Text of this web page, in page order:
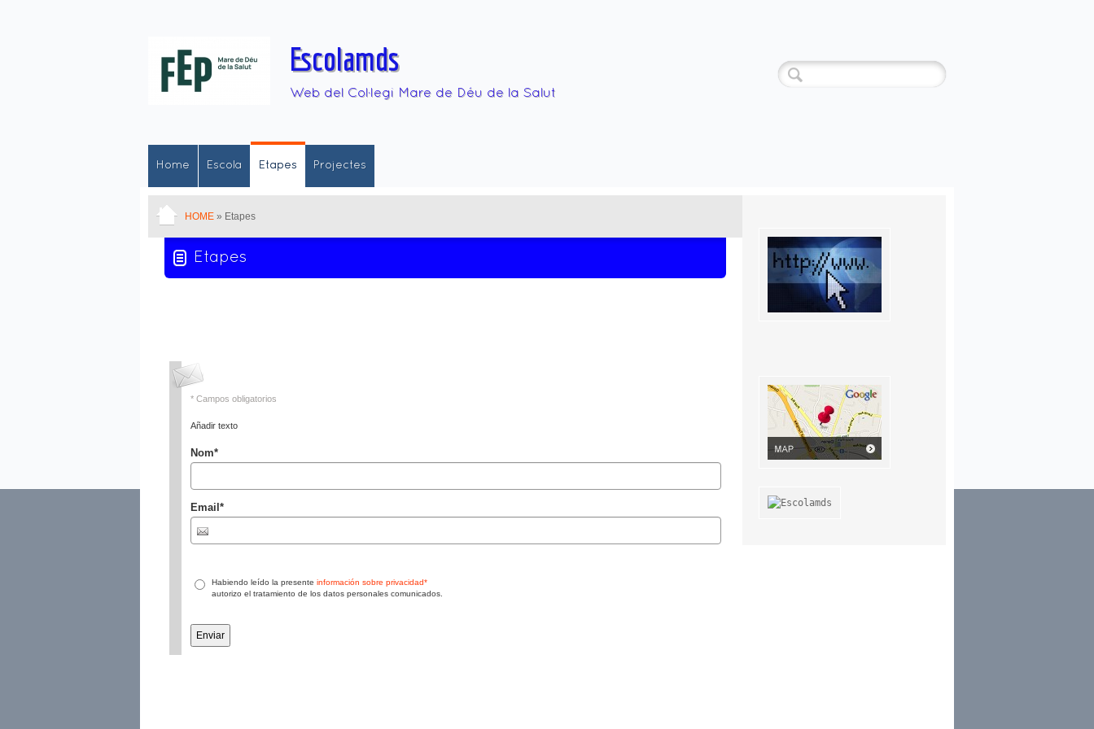
Escolamds
Web del Col·legi Mare de Déu de la Salut
Home Escola Etapes Projectes
HOME » Etapes
Etapes
* Campos obligatorios
Añadir texto
Nom*
Email *
Habiendo leído la presente información sobre privacidad*
autorizo el tratamiento de los datos personales comunicados.